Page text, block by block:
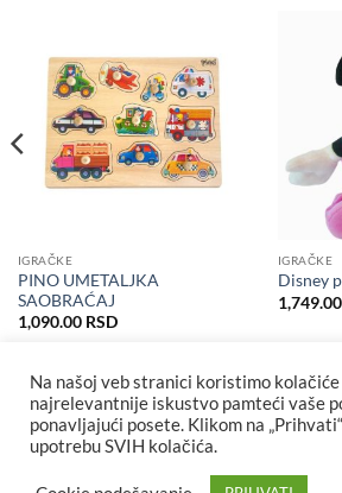
IGRAČKE
PINO UMETALJKA
SAOBRAĆAJ
1,090.00 RSD
IGRAČKE
Disney
1,749.00
Na našoj veb stranici koristimo
najrelevantnije iskustvo pamteći vaše
ponavljajući posete. Klikom na
upotrebu SVIH kolačića.